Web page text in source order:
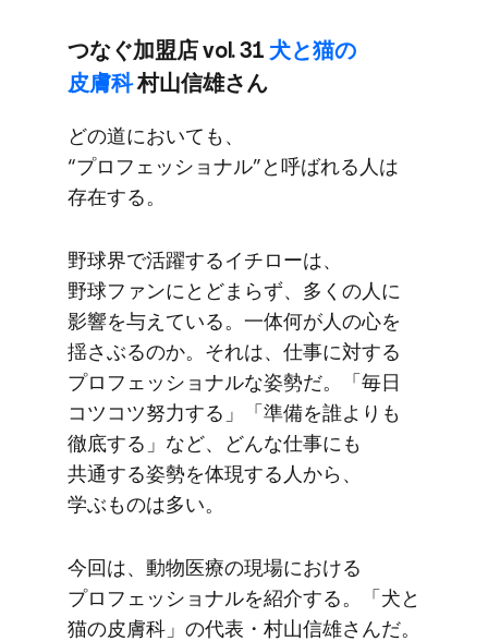
つなぐ​加盟店 vol. 31 犬と​猫の​
皮膚科村山信雄さん
どの​道に​おいても、​
“プロフェッショナル”と​呼ばれる​人は​
存在する。
野球界で​活躍する​イチローは、​
野球ファンにとどまらず、​多くの​人に​
影響を​与えている。​一体​何が​人の​心を​
揺さぶるのか。​それは、​仕事に​対する​
プロフェッショナルな​姿勢だ。​「毎日​
コツコツ努力する」​「準備を​誰よりも​
徹底する」など、​どんな​仕事にも​
共通する​姿勢を​体現する​人から、​
学ぶものは​多い。
今回は、​動物医療の​現場に​おける​
プロフェッショナルを​紹介する。​「犬と​
猫の​皮膚科」の​代表・村山信雄さんだ。​